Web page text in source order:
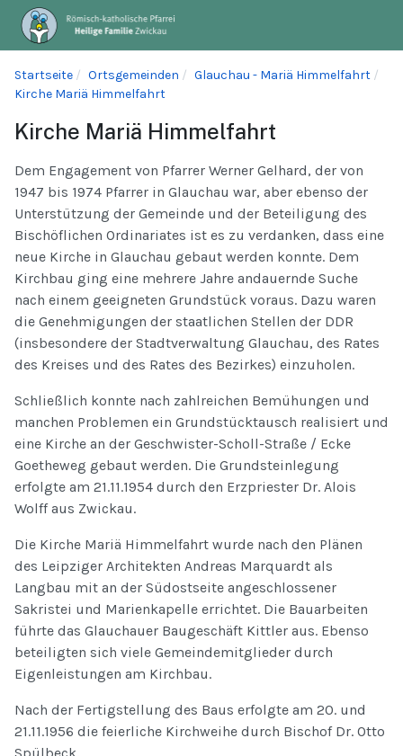
Startseite Ortsgemeinden
Glauchau - Mariä Himmelfahrt
Kirche Mariä Himmelfahrt
Kirche Mariä Himmelfahrt
Dem Engagement von Pfarrer Werner Gelhard, der von
1947 bis 1974 Pfarrer in Glauchau war, aber ebenso der
Unterstützung der Gemeinde und der Beteiligung des
Bischöflichen Ordinariates ist es zu verdanken, dass eine
neue Kirche in Glauchau gebaut werden konnte. Dem
Kirchbau ging eine mehrere Jahre andauernde Suche
nach einem geeigneten Grundstück voraus. Dazu waren
die Genehmigungen der staatlichen Stellen der DDR
(insbesondere der Stadtverwaltung Glauchau, des Rates
des Kreises und des Rates des Bezirkes) einzuholen.
Schließlich konnte nach zahlreichen Bemühungen und
manchen Problemen ein Grundstücktausch realisiert und
eine Kirche an der Geschwister-Scholl-Straße / Ecke
Goetheweg gebaut werden. Die Grundsteinlegung
erfolgte am 21.11.1954 durch den Erzpriester Dr. Alois
Wolff aus Zwickau.
Die Kirche Mariä Himmelfahrt wurde nach den Plänen
des Leipziger Architekten Andreas Marquardt als
Langbau mit an der Südostseite angeschlossener
Sakristei und Marienkapelle errichtet. Die Bauarbeiten
führte das Glauchauer Baugeschäft Kittler aus. Ebenso
beteiligten sich viele Gemeindemitglieder durch
Eigenleistungen am Kirchbau.
Nach der Fertigstellung des Baus erfolgte am 20. und
21.11.1956 die feierliche Kirchweihe durch Bischof Dr. Otto